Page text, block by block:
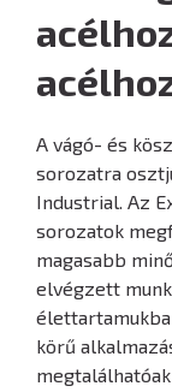
A vágó- és
sorozatra
Industrial. Az
sorozatok
magasabb
elvégzett
körű